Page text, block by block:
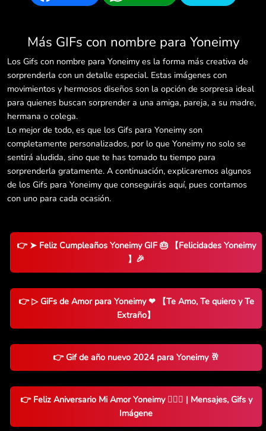
Más GIFs con nombre para Yoneimy
Los Gifs con nombre para Yoneimy es la forma más creativa de
sorprenderla con un detalle especial. Estas imágenes con
movimientos y hermosos diseños son la opción de sorpresa ideal
para quienes buscan sorprender a una amiga, pareja, a su madre,
hermana o colega.
Lo mejor de todo, es que los Gifs para Yoneimy son
completamente personalizados, por lo que Yoneimy no solo se
sentirá aludida, sino que te has tomado tu tiempo para
sorprenderla gratamente. A continuación, explicaremos algunos
de los Gifs para Yoneimy que conseguirás aquí, pues contamos
con uno para cada ocasión.
👉 ➤ Feliz Cumpleaños Yoneimy GIF 🎂 【Felicidades Yoneimy
】🎉
👉 ▷ GiFs de Amor para Yoneimy ❤ 【Te Amo, Te quiero y Te
Extraño】
👉 Gif de año nuevo 2024 para Yoneimy 🥂
👉 Feliz Aniversario Mi Amor Yoneimy 👨‍❤️‍👨 | Mensajes, Gifs y
Imágene